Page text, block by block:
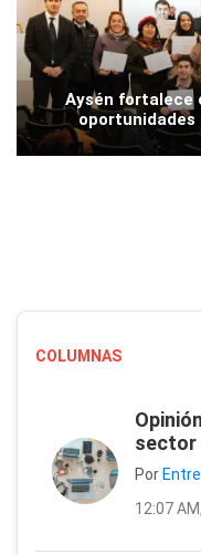
Aysén fortalece
COLUMNAS
sector
Por
12:07